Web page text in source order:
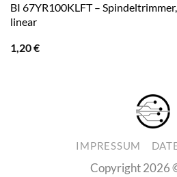
BI 67YR100KLFT –
linear
1,20€
IMPRESSUM
Copyright 2026